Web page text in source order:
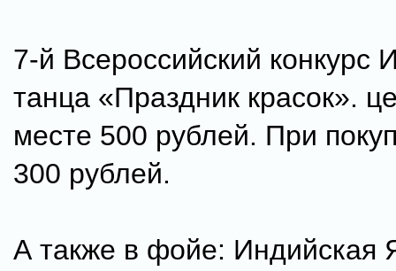
7-й Всероссийский конкурс
танца «Праздник красок».
месте 500 рублей. При
300 рублей.
А также в фойе: Индийская